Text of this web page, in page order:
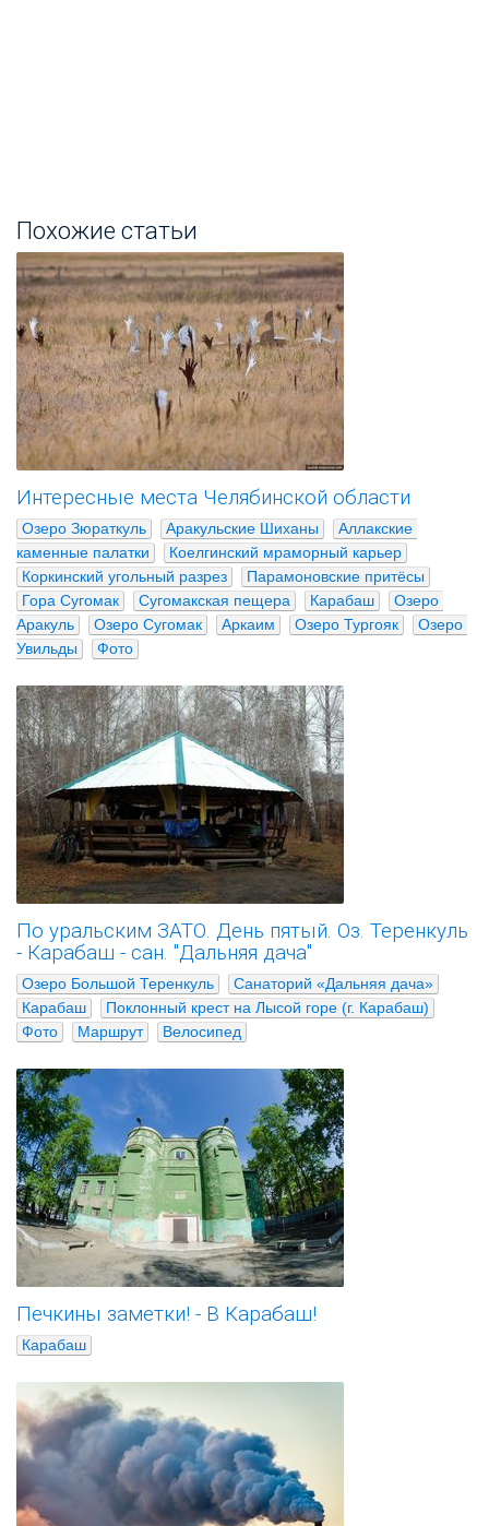
Похожие статьи
Интересные места Челябинской области
Озеро Зюраткуль Аракульские Шиханы
Аллакские
каменные палатки
Коелгинский мраморный карьер
Коркинский угольный разрез
Парамоновские притёсы
Гора Сугомак
Сугомакская пещера Карабаш
Озеро
Аракуль
Озеро Сугомак Аркаим Озеро Тургояк
Озеро
Увильды
Фото
По уральским ЗАТО. День пятый. Оз. Теренкуль
- Карабаш - сан. "Дальняя дача"
Озеро Большой Теренкуль
Санаторий «Дальняя дача»
Карабаш
Поклонный крест на Лысой горе (г. Карабаш)
Фото
Маршрут Велосипед
Печкины заметки! - В Карабаш!
Карабаш